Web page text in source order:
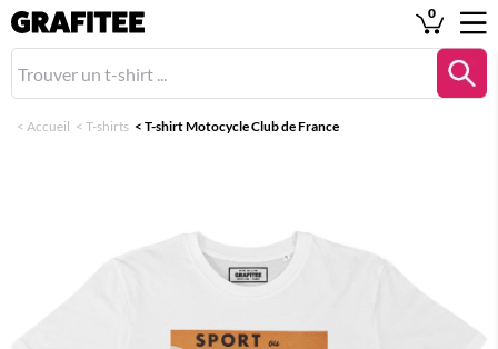
0
< Accueil < T-shirts < T-shirt Motocycle Club de France